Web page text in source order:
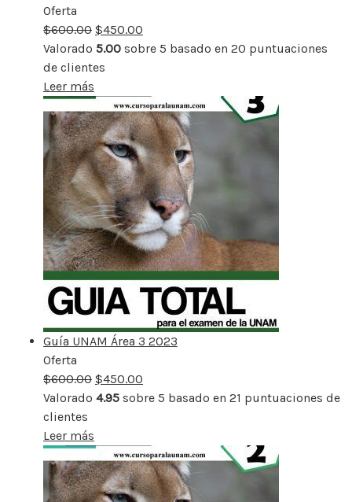
Oferta
rebajado
$600.00 $450.00
Valorado 5.00 sobre 5 basado en 20 puntuaciones
de clientes
Leer más
Guía UNAM Área 3 2023
Oferta
rebajado
$600.00 $450.00
Valorado 4.95 sobre 5 basado en 21 puntuaciones de
clientes
Leer más